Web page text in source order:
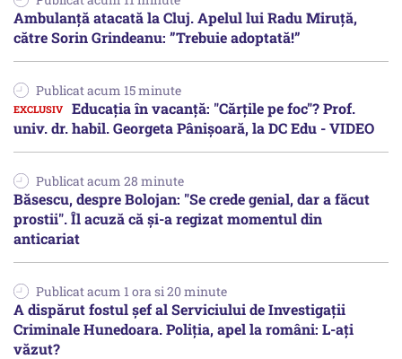
Ambulanță atacată la Cluj. Apelul lui Radu Miruţă,
către Sorin Grindeanu: ”Trebuie adoptată!”
Publicat acum 15 minute
Educația în vacanță: "Cărțile pe foc"? Prof.
univ. dr. habil. Georgeta Pânișoară, la DC Edu - VIDEO
Publicat acum 28 minute
Băsescu, despre Bolojan: "Se crede genial, dar a făcut
prostii". Îl acuză că și-a regizat momentul din
anticariat
Publicat acum 1 ora si 20 minute
A dispărut fostul șef al Serviciului de Investigații
Criminale Hunedoara. Poliția, apel la români: L-ați
văzut?